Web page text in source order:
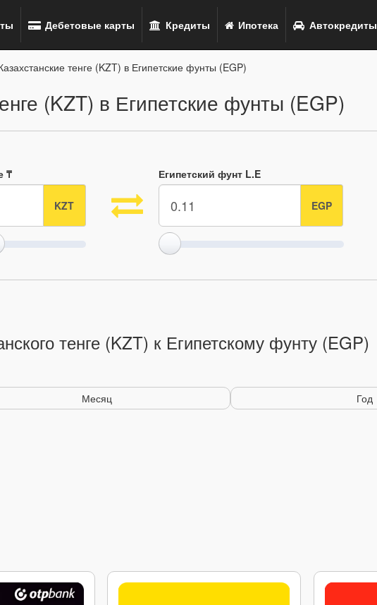
Дебетовые карты Кредиты Ипотека Автокредиты
тенге (KZT) в Египетские фунты (EGP)
(KZT) в Египетские фунты (EGP)
₸ Египетский фунт L.E
тенге (KZT) к Египетскому фунту (EGP)
Месяц Год